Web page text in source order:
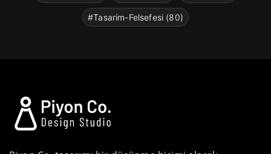
#Tasarim-Felsefesi (80)